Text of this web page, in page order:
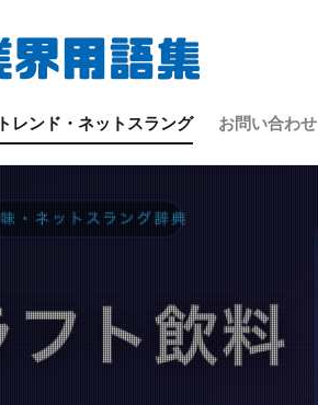
トレンド・ネットスラング お問い合わせ
検索